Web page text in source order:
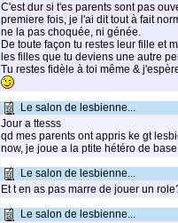
C'est dur si t'es parents sont pas
premiere fois, je l'ai dit tout à fait
ne la pas choquée, ni génée.
De toute façon tu restes leur fille et
les filles que tu deviens une autre
Tu restes fidèle à toi même &
Le salon de lesbienne...
Jour a ttesss
qd mes parents ont appris ke gt
now, je joue a la ptite hétéro de
Le salon de lesbienne...
Et t en as pas marre de jouer un
Le salon de lesbienne...